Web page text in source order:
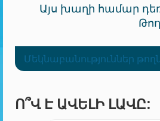
Այս խաղի համար
Մեկնաբանություններ
Ո՞Վ Է ԱՎԵԼԻ ԼԱՎԸ: